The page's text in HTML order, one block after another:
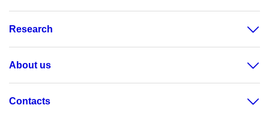
Research
About us
Contacts